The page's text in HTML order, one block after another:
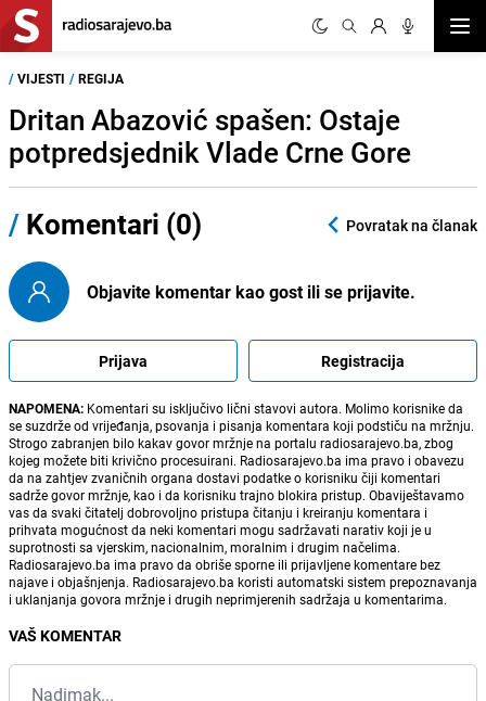
/ VIJESTI / REGIJA
Dritan Abazović spašen: Ostaje
potpredsjednik Vlade Crne Gore
/ Komentari (0) Povratak na članak
Objavite komentar kao gost ili se prijavite.
Prijava Registracija
NAPOMENA: Komentari su isključivo lični stavovi autora. Molimo korisnike da
se suzdrže od vrijeđanja, psovanja i pisanja komentara koji podstiču na mržnju.
Strogo zabranjen bilo kakav govor mržnje na portalu radiosarajevo.ba, zbog
kojeg možete biti krivično procesuirani. Radiosarajevo.ba ima pravo i obavezu
da na zahtjev zvaničnih organa dostavi podatke o korisniku čiji komentari
sadrže govor mržnje, kao i da korisniku trajno blokira pristup. Obaviještavamo
vas da svaki čitatelj dobrovoljno pristupa čitanju i kreiranju komentara i
prihvata mogućnost da neki komentari mogu sadržavati narativ koji je u
suprotnosti sa vjerskim, nacionalnim, moralnim i drugim načelima.
Radiosarajevo.ba ima pravo da obriše sporne ili prijavljene komentare bez
najave i objašnjenja. Radiosarajevo.ba koristi automatski sistem prepoznavanja
i uklanjanja govora mržnje i drugih neprimjerenih sadržaja u komentarima.
VAŠ KOMENTAR